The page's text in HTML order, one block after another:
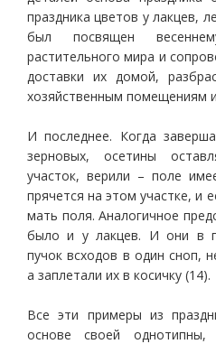
праздника цветов у лакцев,
был посвящен
растительного мира и
доставки их домой,
хозяйственным помещениям
И последнее. Когда
зерновых, осетины
участок, верили – поле
прячется на этом участке, и
мать поля. Аналогичное
было и у лакцев. И они в
пучок всходов в один сноп,
а заплетали их в косичку (14).
Все эти примеры из
основе своей